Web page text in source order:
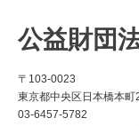
公益財団
〒103-0023
東京都中央区日本橋本
03-6457-5782